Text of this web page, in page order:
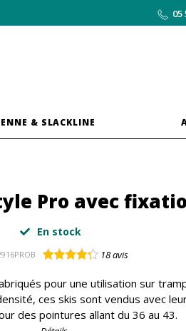
05
& SLACKLINE
Pro avec
En stock
18avis
pour une utilisation sur
ces skis sont vendus avec
des pointures allant du 36 au 43.